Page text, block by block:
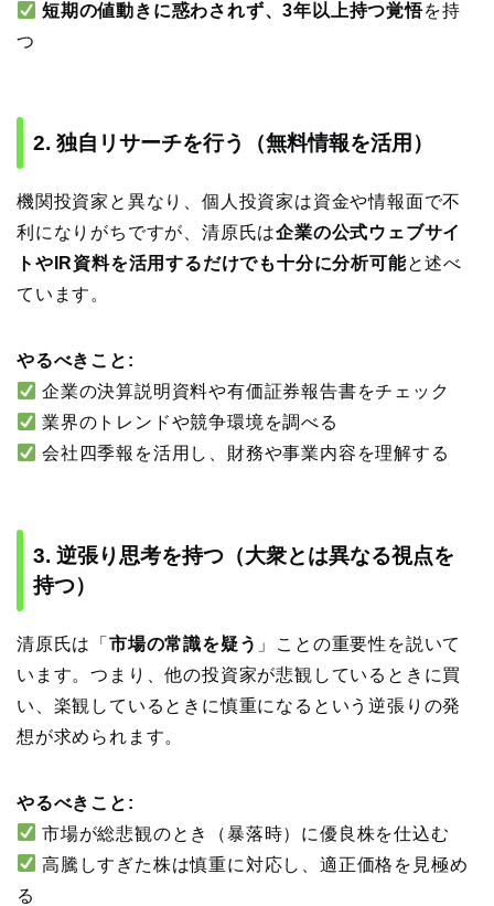
短期の値動きに惑わされず、3年以上持つ覚悟を持
つ
2. 独自リサーチを行う（無料情報を活用）
機関投資家と異なり、個人投資家は資金や情報面で不
利になりがちですが、清原氏は企業の公式ウェブサイ
トやIR資料を活用するだけでも十分に分析可能と述べ
ています。
やるべきこと:
企業の決算説明資料や有価証券報告書をチェック
業界のトレンドや競争環境を調べる
会社四季報を活用し、財務や事業内容を理解する
3. 逆張り思考を持つ（大衆とは異なる視点を
持つ）
清原氏は「 市場の常識を疑う 」ことの重要性を説いて
います。つまり、他の投資家が悲観しているときに買
い、楽観しているときに慎重になるという逆張りの発
想が求められます。
やるべきこと:
市場が総悲観のとき（暴落時）に優良株を仕込む
高騰しすぎた株は慎重に対応し、適正価格を見極め
る